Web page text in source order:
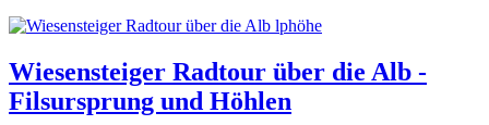
über
und
Kaisersträßle
Wiesensteiger Radtour über die Alb -
Filsursprung und Höhlen